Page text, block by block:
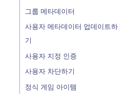
그룹 메타데이터
사용자 메타데이터 업데이트하
기
사용자 지정 인증
사용자 차단하기
정식 게임 아이템